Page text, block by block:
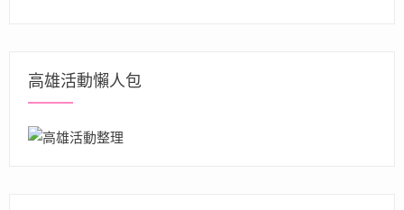
高雄活動懶人包